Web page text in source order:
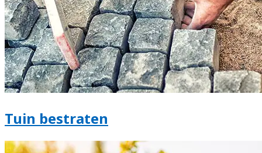
Tuin bestraten